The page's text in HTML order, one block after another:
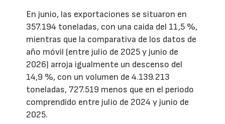
En junio, las exportaciones se situaron en
357.194 toneladas, con una caída del 11,5 %,
mientras que la comparativa de los datos de
año móvil (entre julio de 2025 y junio de
2026) arroja igualmente un descenso del
14,9 %, con un volumen de 4.139.213
toneladas, 727.519 menos que en el periodo
comprendido entre julio de 2024 y junio de
2025.